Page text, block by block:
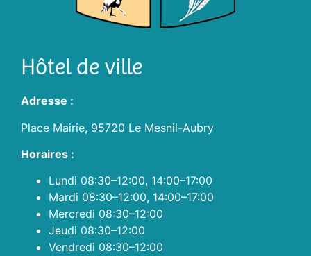
Hôtel de ville
Adresse :
Place Mairie, 95720 Le Mesnil-Aubry
Horaires :
Lundi 08:30–12:00, 14:00–17:00
Mardi 08:30–12:00, 14:00–17:00
Mercredi 08:30–12:00
Jeudi 08:30–12:00
Vendredi 08:30–12:00